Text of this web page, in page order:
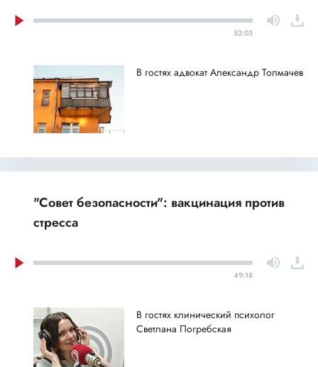
52:03
В гостях адвокат Александр Толмачев
"Совет безопасности": вакцинация против
стресса
49:18
В гостях клинический психолог
Светлана Погребская